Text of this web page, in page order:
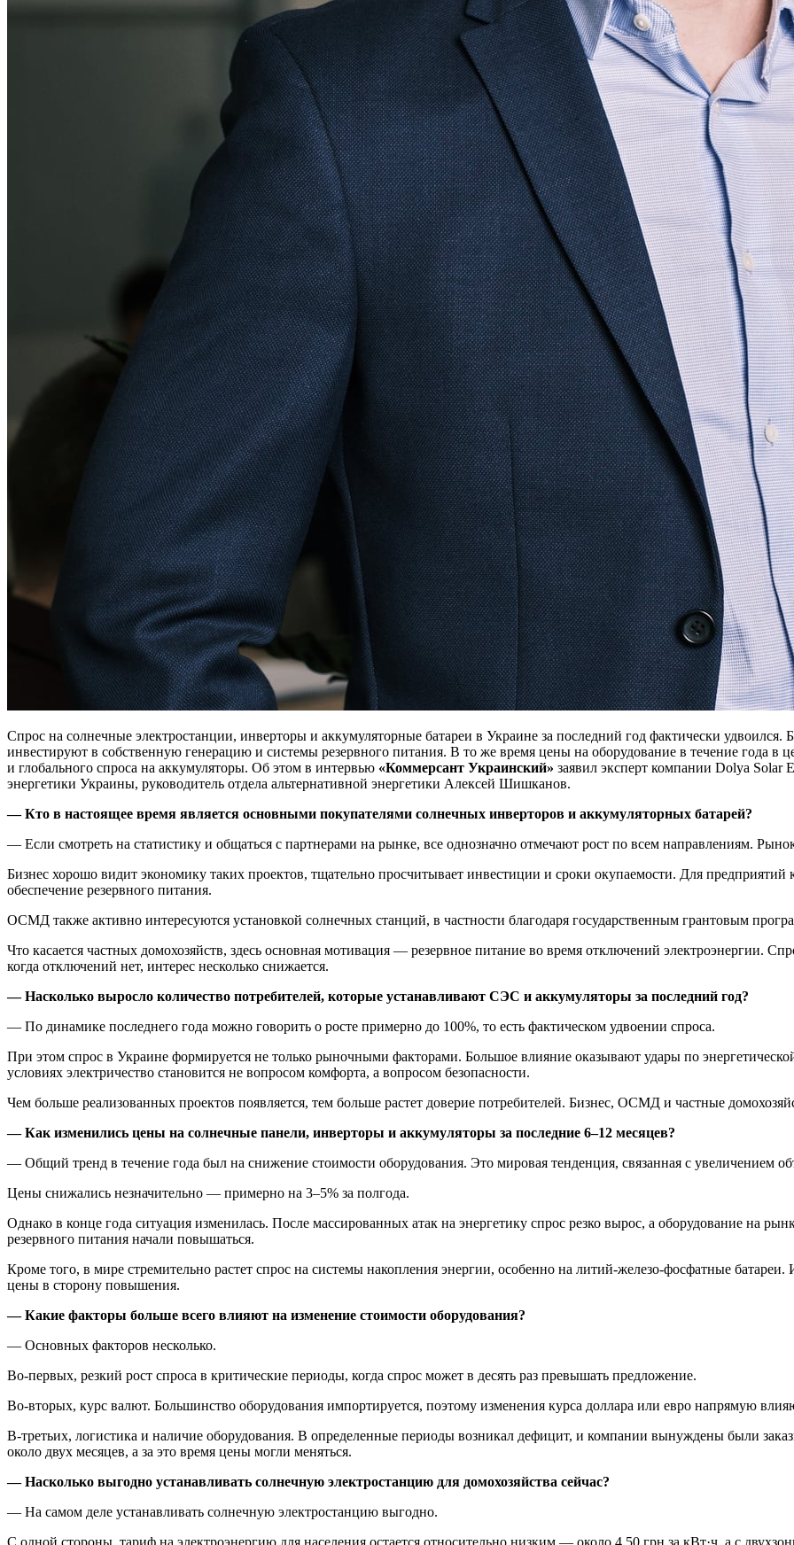
Спрос на солнечные электростанции, инверторы и аккумуляторные батареи в Украине за последний год фактически
инвестируют в собственную генерацию и системы резервного питания. В то же время цены на оборудование в течение года в
и глобального спроса на аккумуляторы. Об этом в интервью «Коммерсант Украинский» заявил эксперт компании Dolya
энергетики Украины, руководитель отдела альтернативной энергетики Алексей Шишканов.
— Кто в настоящее время является основными покупателями солнечных инверторов и аккумуляторных батарей?
— Если смотреть на статистику и общаться с партнерами на рынке, все однозначно отмечают рост по всем направлениям.
Бизнес хорошо видит экономику таких проектов, тщательно просчитывает инвестиции и сроки окупаемости. Для
обеспечение резервного питания.
ОСМД также активно интересуются установкой солнечных станций, в частности благодаря государственным грантовым
Что касается частных домохозяйств, здесь основная мотивация — резервное питание во время отключений электроэнергии.
когда отключений нет, интерес несколько снижается.
— Насколько выросло количество потребителей, которые устанавливают СЭС и аккумуляторы за последний год?
— По динамике последнего года можно говорить о росте примерно до 100%, то есть фактическом удвоении спроса.
При этом спрос в Украине формируется не только рыночными факторами. Большое влияние оказывают удары по
условиях электричество становится не вопросом комфорта, а вопросом безопасности.
Чем больше реализованных проектов появляется, тем больше растет доверие потребителей. Бизнес, ОСМД и частные
— Как изменились цены на солнечные панели, инверторы и аккумуляторы за последние 6–12 месяцев?
— Общий тренд в течение года был на снижение стоимости оборудования. Это мировая тенденция, связанная с увеличением
Цены снижались незначительно — примерно на 3–5% за полгода.
Однако в конце года ситуация изменилась. После массированных атак на энергетику спрос резко вырос, а оборудование на
резервного питания начали повышаться.
Кроме того, в мире стремительно растет спрос на системы накопления энергии, особенно на литий-железо-фосфатные
цены в сторону повышения.
— Какие факторы больше всего влияют на изменение стоимости оборудования?
— Основных факторов несколько.
Во-первых, резкий рост спроса в критические периоды, когда спрос может в десять раз превышать предложение.
Во-вторых, курс валют. Большинство оборудования импортируется, поэтому изменения курса доллара или евро напрямую
В-третьих, логистика и наличие оборудования. В определенные периоды возникал дефицит, и компании вынуждены были
около двух месяцев, а за это время цены могли меняться.
— Насколько выгодно устанавливать солнечную электростанцию для домохозяйства сейчас?
— На самом деле устанавливать солнечную электростанцию выгодно.
С одной стороны, тариф на электроэнергию для населения остается относительно низким — около 4,50 грн за кВт·ч, а с